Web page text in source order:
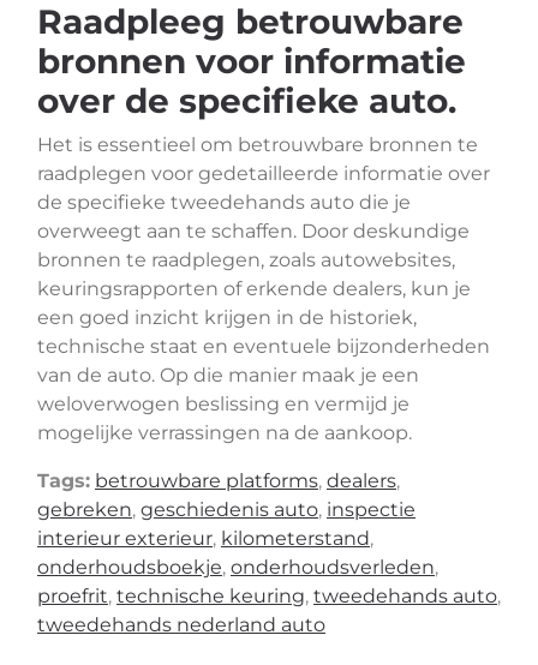
Raadpleeg betrouwbare
bronnen voor informatie
over de specifieke auto.
Het is essentieel om betrouwbare bronnen te
raadplegen voor gedetailleerde informatie over
de specifieke tweedehands auto die je
overweegt aan te schaffen. Door deskundige
bronnen te raadplegen, zoals autowebsites,
keuringsrapporten of erkende dealers, kun je
een goed inzicht krijgen in de historiek,
technische staat en eventuele bijzonderheden
van de auto. Op die manier maak je een
weloverwogen beslissing en vermijd je
mogelijke verrassingen na de aankoop.
Tags: betrouwbare platforms, dealers,
gebreken, geschiedenis auto, inspectie
interieur exterieur, kilometerstand,
onderhoudsboekje, onderhoudsverleden,
proefrit, technische keuring, tweedehands auto,
tweedehands nederland auto